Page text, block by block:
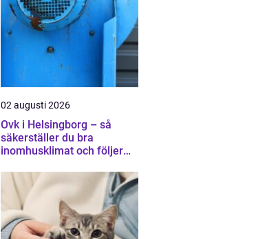
02 augusti 2026
Ovk i Helsingborg – så
säkerställer du bra
inomhusklimat och följer